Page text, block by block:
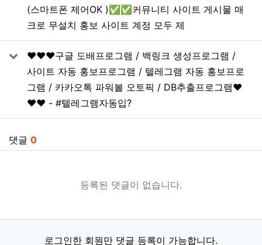
(스마트폰 제어OK )✅✅커뮤니티 사이트 게시물 매
크로 무설치 홍보 사이트 계정 모두 제
❤️❤️❤️구글 도배프로그램 / 백링크 생성프로그램 /
사이트 자동 홍보프로그램 / 텔레그램 자동 홍보프로
그램 / 카카오톡 파워볼 오토픽 / DB추출프로그램❤️
❤️❤️ - #텔레그램자동입?
댓글 0
등록된 댓글이 없습니다.
로그인한 회원만 댓글 등록이 가능합니다.